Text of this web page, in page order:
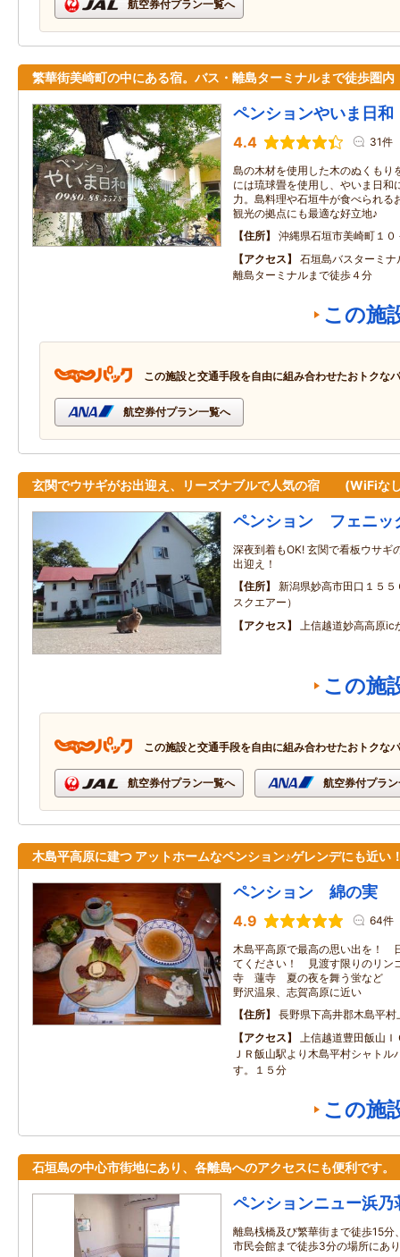
航空券付プラン一覧へ
繁華街美崎町の中にある宿。バス・離島ターミナルまで徒歩圏内
ペンションやいま日和
4.4 31件
島の木材を使用した木のぬくもり
には琉球畳を使用し、やいま日和
力。島料理や石垣牛が食べられる
観光の拠点にも最適な好立地♪
住所
沖縄県石垣市美崎町１０
アクセス
石垣島バスターミ
離島ターミナルまで徒歩４分
この施
この施設と交通手段を自由に組み合わせたおトクな
航空券付プラン一覧へ
玄関でウサギがお出迎え、リーズナブルで人気の宿 (WiFiな
ペンション フェニッ
深夜到着もOK! 玄関で看板ウサギ
出迎え！
住所
新潟県妙高市田口１５
スクエアー）
アクセス
上信越道妙高高原ic
この施
この施設と交通手段を自由に組み合わせたおトクな
航空券付プラン一覧へ 航空券付プラ
木島平高原に建つ アットホームなペンション♪ゲレンデにも近い
ペンション 綿の実
4.9 64件
木島平高原で最高の思い出を！
てください！ 見渡す限りのリ
寺 蓮寺 夏の夜を舞う蛍など
野沢温泉、志賀高原に近い
住所
長野県下高井郡木島平村
アクセス
上信越道豊田飯山
ＪＲ飯山駅より木島平村シャトル
す。１５分
この施
石垣島の中心市街地にあり、各離島へのアクセスにも便利です。
ペンションニュー浜乃
離島桟橋及び繁華街まで徒歩15分
市民会館まで徒歩3分の場所にあ